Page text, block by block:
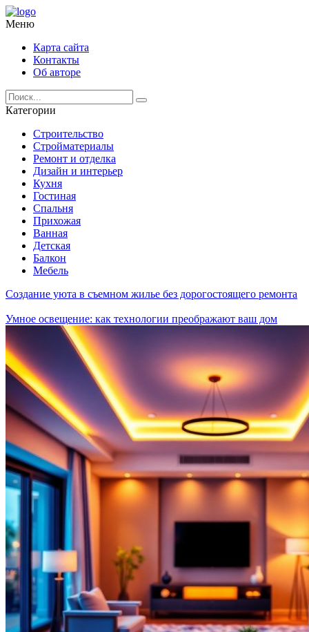
Меню
Карта сайта
Контакты
Об авторе
Категории
Строительство
Стройматериалы
Ремонт и отделка
Дизайн и интерьер
Кухня
Гостиная
Спальня
Прихожая
Ванная
Детская
Балкон
Мебель
Создание уюта в съемном жилье без дорогостоящего ремонта
Умное освещение: как технологии преображают ваш дом